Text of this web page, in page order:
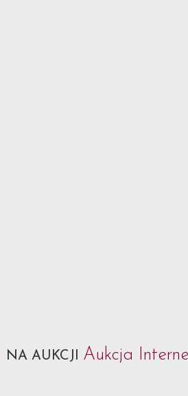
NA AUKCJI Aukcja